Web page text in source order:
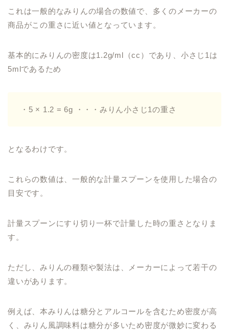
これは一般的なみりんの場合の数値で、多くのメーカーの
商品がこの重さに近い値となっています。
基本的にみりんの密度は1.2g/ml（cc）であり、小さじ1は
5mlであるため
・5 × 1.2 = 6g ・・・みりん小さじ1の重さ
となるわけです。
これらの数値は、一般的な計量スプーンを使用した場合の
目安です。
計量スプーンにすり切り一杯で計量した時の重さとなりま
す。
ただし、みりんの種類や製法は、メーカーによって若干の
違いがあります。
例えば、本みりんは糖分とアルコールを含むため密度が高
く、みりん風調味料は糖分が多いため密度が微妙に変わる